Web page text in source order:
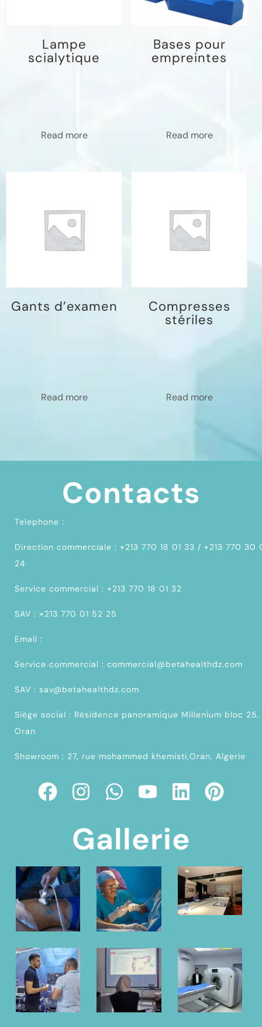
Lampe
scialytique
Read more
Bases pour
empreintes
Read more
Gants d’examen
Read more
Compresses
stériles
Read more
Contacts
Telephone :
Direction commerciale : +213 770 18 01 33 / +213 770 30
24
Service commercial : +213 770 18 01 32
SAV : +213 770 01 52 25
Email :
Service commercial : commercial@betahealthdz.com
SAV : sav@betahealthdz.com
Siège social : Résidence panoramique Millenium bloc 25,
Oran
Showroom : 27, rue mohammed khemisti,Oran, Algerie
Gallerie